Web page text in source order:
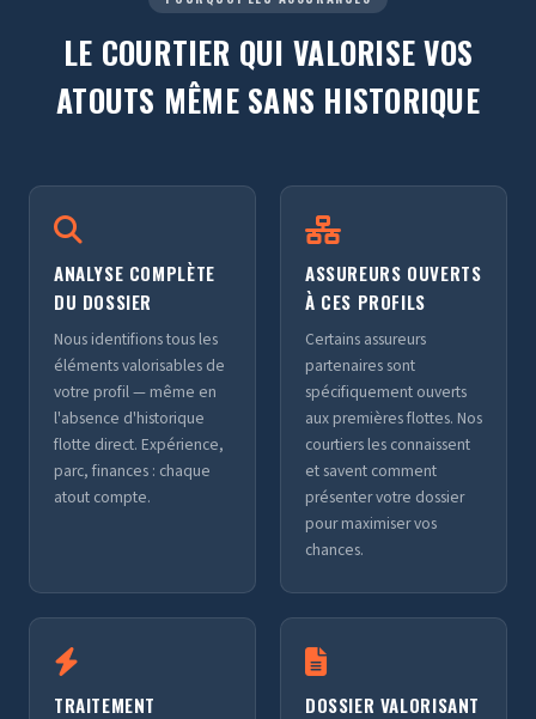
LE COURTIER QUI VALORISE VOS
ATOUTS MÊME SANS HISTORIQUE
ANALYSE COMPLÈTE
DU DOSSIER
Nous identifions tous les
éléments valorisables de
votre profil — même en
l'absence d'historique
flotte direct. Expérience,
parc, finances : chaque
atout compte.
ASSUREURS OUVERTS
À CES PROFILS
Certains assureurs
partenaires sont
spécifiquement ouverts
aux premières flottes. Nos
courtiers les connaissent
et savent comment
présenter votre dossier
pour maximiser vos
chances.
TRAITEMENT
DOSSIER VALORISANT